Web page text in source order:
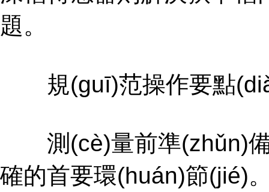
題。
規(guī)范操作要點
測(cè)量前準(zhǔn)備
確的首要環(huán)節